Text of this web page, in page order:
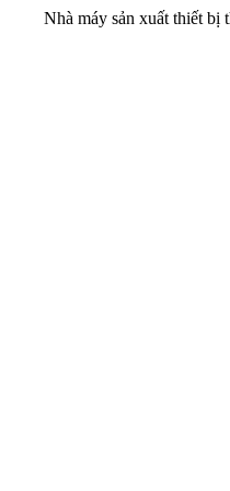
Nhà máy sản xuất thiết bị thể